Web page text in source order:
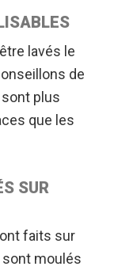
lavés le
de
sont plus
que les
SUR
faits sur
moulés